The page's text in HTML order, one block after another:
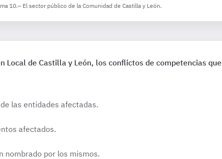
10.– El sector público de la Comunidad de Castilla y León.
de Castilla y León, los conflictos de competencias que
las entidades afectadas.
afectados.
nombrado por los mismos.